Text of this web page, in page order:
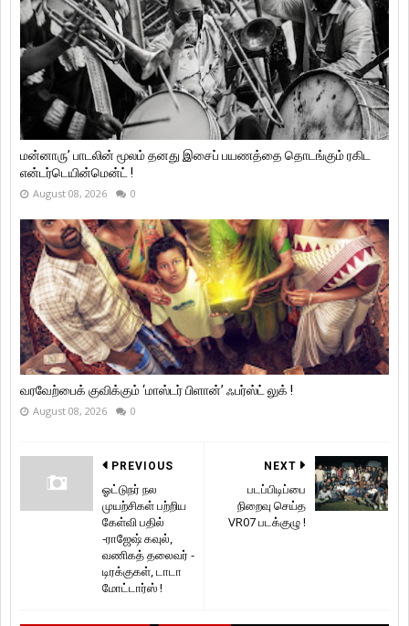
மன்னாரு’ பாடலின் மூலம் தனது இசைப் பயணத்தை தொடங்கும் ரகிட
என்டர்டெயின்மென்ட் !
August 08, 2026 0
வரவேற்பைக் குவிக்கும் ‘மாஸ்டர் பிளான்’ ஃபர்ஸ்ட் லுக் !
August 08, 2026 0
NEXT
படப்பிடிப்பை
நிறைவு செய்த
VR07 படக்குழு !
PREVIOUS
ஓட்டுநர் நல
முயற்சிகள் பற்றிய
கேள்வி பதில்
-ராஜேஷ் கவுல்,
வணிகத் தலைவர் -
டிரக்குகள், டாடா
மோட்டார்ஸ் !